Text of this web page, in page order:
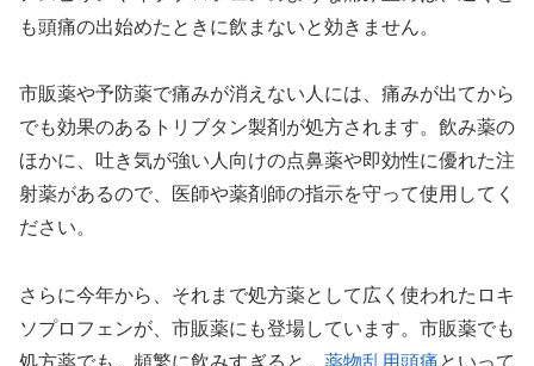
も頭痛の出始めたときに飲まないと効きません。
市販薬や予防薬で痛みが消えない人には、痛みが出てから
でも効果のあるトリブタン製剤が処方されます。飲み薬の
ほかに、吐き気が強い人向けの点鼻薬や即効性に優れた注
射薬があるので、医師や薬剤師の指示を守って使用してく
ださい。
さらに今年から、それまで処方薬として広く使われたロキ
ソプロフェンが、市販薬にも登場しています。市販薬でも